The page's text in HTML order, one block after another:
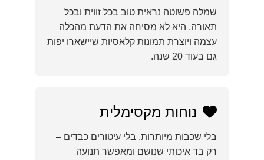
שמלה פשוטה נראית טוב בכל זווית ובכל
תאורה. היא לא מסיחה את הדעת מהכלה
עצמה ויוצרת תמונות קלאסיות שיישארו יפות
גם בעוד 20 שנה.
נוחות מקסימלית
בלי שכבות מיותרות, בלי עיטורים כבדים –
רק בד איכותי שנושם ומאפשר תנועה